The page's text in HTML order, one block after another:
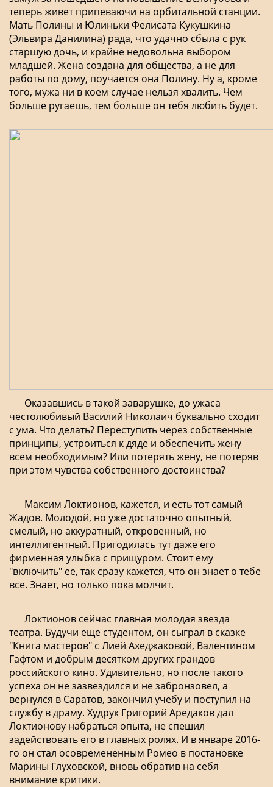
теперь живет припеваючи на орбитальной станции.
Мать Полины и Юлиньки Фелисата Кукушкина
(Эльвира Данилина) рада, что удачно сбыла с рук
старшую дочь, и крайне недовольна выбором
младшей. Жена создана для общества, а не для
работы по дому, поучается она Полину. Ну а, кроме
того, мужа ни в коем случае нельзя хвалить. Чем
больше ругаешь, тем больше он тебя любить будет.
Оказавшись в такой заварушке, до ужаса
честолюбивый Василий Николаич буквально сходит
с ума. Что делать? Переступить через собственные
принципы, устроиться к дяде и обеспечить жену
всем необходимым? Или потерять жену, не потеряв
при этом чувства собственного достоинства?
Максим Локтионов, кажется, и есть тот самый
Жадов. Молодой, но уже достаточно опытный,
смелый, но аккуратный, откровенный, но
интеллигентный. Пригодилась тут даже его
фирменная улыбка с прищуром. Стоит ему
"включить" ее, так сразу кажется, что он знает о тебе
все. Знает, но только пока молчит.
Локтионов сейчас главная молодая звезда
театра. Будучи еще студентом, он сыграл в сказке
"Книга мастеров" с Лией Ахеджаковой, Валентином
Гафтом и добрым десятком других грандов
российского кино. Удивительно, но после такого
успеха он не зазвездился и не забронзовел, а
вернулся в Саратов, закончил учебу и поступил на
службу в драму. Худрук Григорий Аредаков дал
Локтионову набраться опыта, не спешил
задействовать его в главных ролях. И в январе 2016-
го он стал осовремененным Ромео в постановке
Марины Глуховской, вновь обратив на себя
внимание критики.